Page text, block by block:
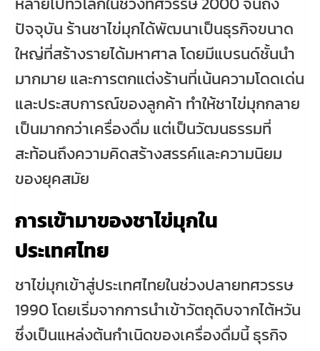
ปัจจุบัน ร้านชาไข่มุกได้พัฒนาเป็นธุรกิจขนาด
ใหญ่ที่สร้างรายได้มหาศาล โดยมีแบรนด์ชั้นนำ
มากมาย และการตกแต่งร้านที่เน้นความโดดเด่น
และประสบการณ์ของลูกค้า ทำให้ชาไข่มุกกลาย
เป็นมากกว่าเครื่องดื่ม แต่เป็นวัฒนธรรมที่
สะท้อนถึงความคิดสร้างสรรค์และความนิยม
ของยุคสมัย
การเข้ามาของชาไข่มุกใน
ประเทศไทย
ชาไข่มุกเข้าสู่ประเทศไทยในช่วงปลายทศวรรษ
1990 โดยเริ่มจากการนำเข้าวัตถุดิบจากไต้หวัน
ซึ่งเป็นแหล่งต้นกำเนิดของเครื่องดื่มนี้ ธุรกิจ